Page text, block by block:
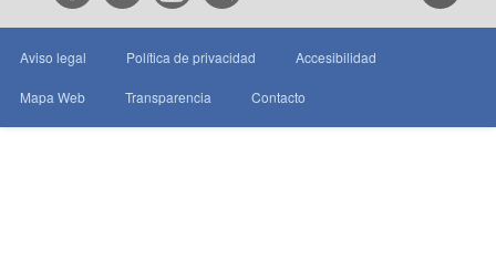
Aviso legal Política de privacidad Accesibilidad
Mapa Web Transparencia Contacto